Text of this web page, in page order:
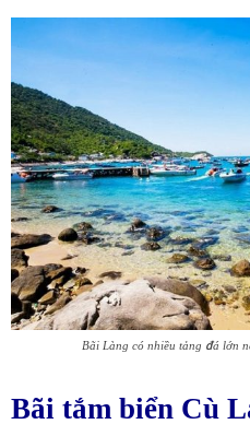
Bãi Làng có nhiều tảng đá lớn
Bãi tắm biển Cù